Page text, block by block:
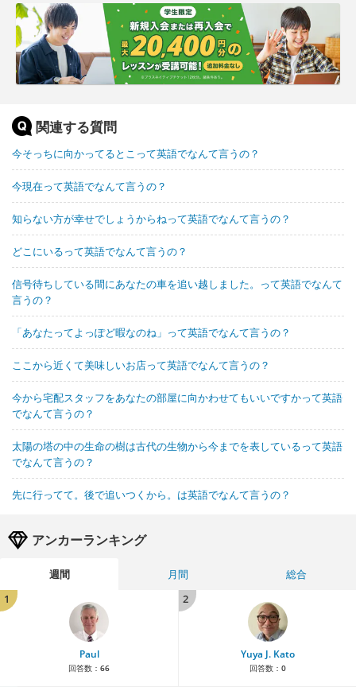
関連する質問
今そっちに向かってるとこって英語でなんて言うの？
今現在って英語でなんて言うの？
知らない方が幸せでしょうからねって英語でなんて言うの？
どこにいるって英語でなんて言うの？
信号待ちしている間にあなたの車を追い越しました。って英語でなんて
言うの？
「あなたってよっぽど暇なのね」って英語でなんて言うの？
ここから近くて美味しいお店って英語でなんて言うの？
今から宅配スタッフをあなたの部屋に向かわせてもいいですかって英語
でなんて言うの？
太陽の塔の中の生命の樹は古代の生物から今までを表しているって英語
でなんて言うの？
先に行ってて。後で追いつくから。は英語でなんて言うの？
アンカーランキング
週間 月間
総合
1
Paul
回答数： 66
2
Yuya J. Kato
回答数： 0